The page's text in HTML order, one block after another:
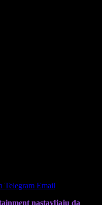
Telegram Email
nastavljaju da